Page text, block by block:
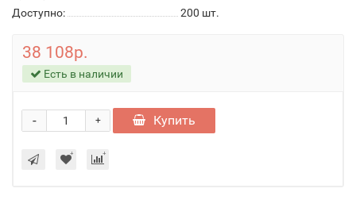
Доступно:
200 шт.
38 108р.
Есть в наличии
+
- Купить